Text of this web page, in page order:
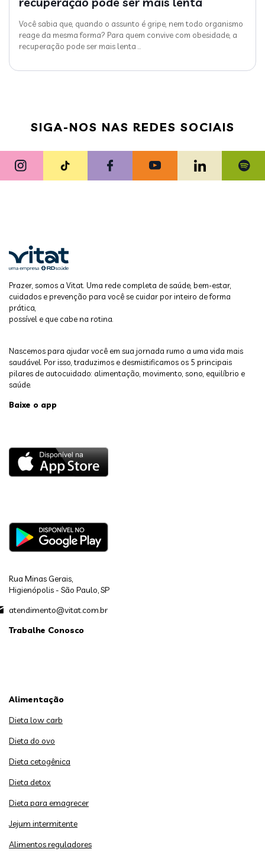
Você sabia que, quando o assunto é gripe, nem todo organismo
reage da mesma forma? Para quem convive com obesidade, a
recuperação pode ser mais lenta
SIGA-NOS NAS REDES SOCIAIS
Prazer, somos a Vitat. Uma rede completa de saúde, bem-estar,
cuidados e prevenção para você se cuidar por inteiro de forma
prática,
possível e que cabe na rotina.
Nascemos para ajudar você em sua jornada rumo a uma vida mais
saudável. Por isso, traduzimos e desmistificamos os 5 principais
pilares de autocuidado: alimentação, movimento, sono, equilíbrio e
saúde.
Baixe o app
Rua Minas Gerais,
Higienópolis - São Paulo, SP
atendimento@vitat.com.br
Trabalhe Conosco
Alimentação
Dieta low carb
Dieta do ovo
Dieta cetogênica
Dieta detox
Dieta para emagrecer
Jejum intermitente
Alimentos reguladores